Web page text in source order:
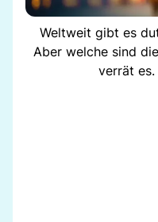
Weltweit gibt es
Aber welche sind
verrät